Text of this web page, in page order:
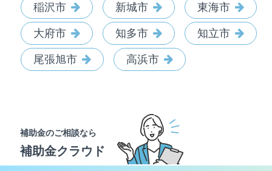
稲沢市 新城市 東海市
大府市 知多市 知立市
尾張旭市 高浜市
補助金のご相談なら
補助金クラウド